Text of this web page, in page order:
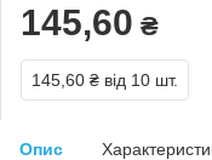
145,60 ₴
145,60 ₴ від 10 шт.
Опис